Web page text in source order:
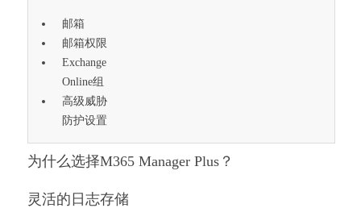
邮箱
邮箱权限
Exchange
Online组
高级威胁
防护设置
为什么选择M365 Manager Plus？
灵活的日志存储